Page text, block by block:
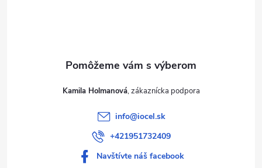
Kamila Holmanová
info@iocel.sk
+421951732409
Navštívte náš facebook